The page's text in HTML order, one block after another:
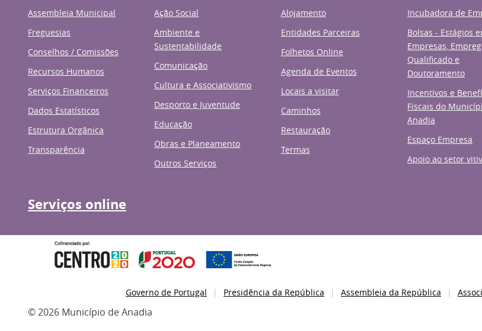
Assembleia Municipal
Freguesias
Conselhos / Comissões
Recursos Humanos
Serviços Financeiros
Dados Estatísticos
Estrutura Orgânica
Transparência
Ação Social
Ambiente e
Sustentabilidade
Comunicação
Cultura e Associativismo
Desporto e Juventude
Educação
Obras e Planeamento
Outros Serviços
Alojamento
Entidades Parceiras
Folhetos Online
Agenda de Eventos
Locais a visitar
Caminhos
Restauração
Termas
Incubadora de
Bolsas - Estágios
Empresas,
Qualificado e
Doutoramento
Incentivos e
Fiscais do
Anadia
Espaço Empresa
Apoio ao setor
Serviços online
Governo de Portugal Presidência da República Assembleia da República
© 2026 Município de Anadia